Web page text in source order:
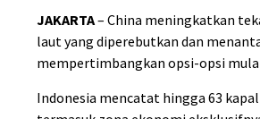
JAKARTA– China meningkatkan
laut yang diperebutkan dan
mempertimbangkan opsi-opsi
Indonesia mencatat hingga 63